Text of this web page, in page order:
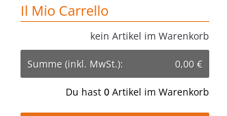
Il Mio Carrello
kein Artikel im Warenkorb
Du hast 0 Artikel im Warenkorb
Summe (inkl. MwSt.): 0,00 €